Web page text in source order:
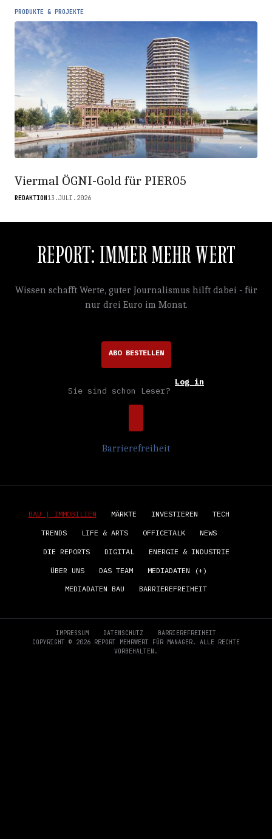
PRODUKTE & PROJEKTE
Viermal ÖGNI-Gold für PIER05
REDAKTION13.JULI.2026
REPORT: IMMER MEHR WERT
Wissen schafft Werte, guter Journalismus hilft dabei - für
nur drei Euro im Monat.
ABO BESTELLEN
Sie sind schon Leser?
Log in
Barrierefreiheit
BAU | IMMOBILIEN MÄRKTE INVESTIEREN TECH
TRENDS LIFE & ARTS OFFICETALK NEWS
DIE REPORTS DIGITAL ENERGIE & INDUSTRIE
ÜBER UNS DAS TEAM MEDIADATEN (+)
MEDIADATEN BAU BARRIEREFREIHEIT
IMPRESSUM DATENSCHUTZ
BARRIEREFREIHEIT
COPYRIGHT © 2026 REPORT MEHRWERT FÜR MANAGER. ALLE RECHTE
VORBEHALTEN.